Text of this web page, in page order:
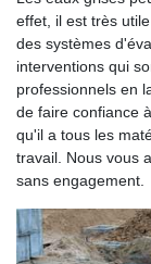
effet, il est très
des systèmes
interventions qui
professionnels en
de faire confiance
qu'il a tous les
travail. Nous vous
sans engagement.